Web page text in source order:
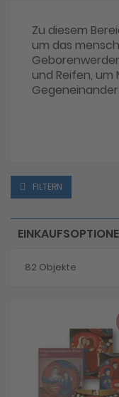
Zu diesem
um das
und Reifen,
Gegeneinander.
82 Objekte
FILTERN